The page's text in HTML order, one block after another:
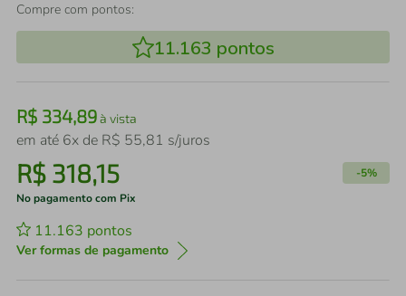
Compre com pontos:
11.163 pontos
R$ 334,89à vista
em até 6x de R$ 55,81 s/juros
R$ 318,15 -5%
No pagamento com Pix
11.163 pontos
Ver formas de pagamento